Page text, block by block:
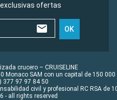
ofertas
OK
crucero – CRUISELINE
Monaco SAM con un capital de 150 000
377 97 97 84 50
civil y profesional RC RSA de
- all rights reserved